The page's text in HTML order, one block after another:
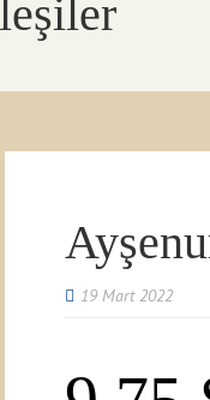
19 Mart 2022